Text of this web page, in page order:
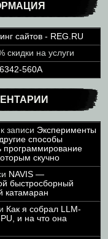
сайтов - REG.RU
скидки на услуги
560A
к записи Эксперименты
способы
программирование
скучно
NAVIS —
быстросборный
катамаран
Как я собрал LLM-
и на что она